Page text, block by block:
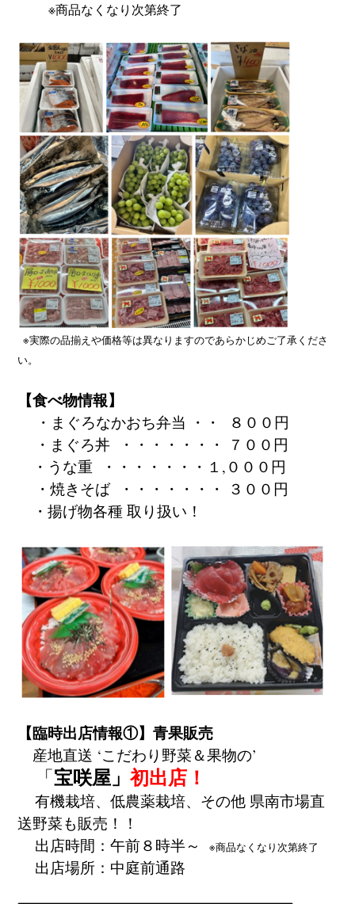
※商品なくなり次第終了
※実際の品揃えや価格等は異なりますのであらかじめご了承くださ
い。
【食べ物情報】
・まぐろなかおち弁当 ・・ ８００円
・まぐろ丼 ・・・・・・・ ７００円
・うな重 ・・・・・・・１,０００円
・焼きそば ・・・・・・・ ３ ００円
・揚げ物各種 取り扱い！
【臨時出店情報①】青果販売
産地直送 ‘こだわり野菜＆果物の’
「宝咲屋」初出店！
有機栽培、低農薬栽培、その他 県南市場直
送野菜も販売！！
出店時間：午前８時半～
※商品なくなり次第終了
出店場所：中庭前通路